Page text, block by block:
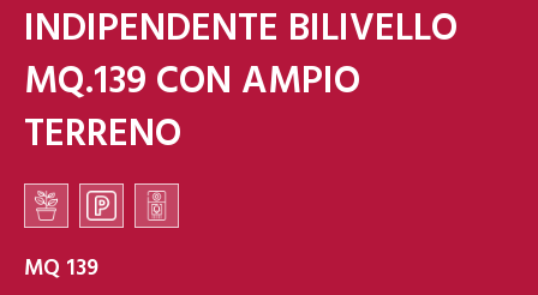
INDIPENDENTE BILIVELLO
MQ.139 CON AMPIO
TERRENO
MQ 139